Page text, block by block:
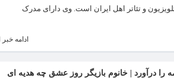
اوتادی لیلا اوتادی (زاده ۱۴ مرداد ۱۳۶۲ – تهران) بازیگر سینما، تلویزیون و تئاتر اهل ایران است. وی دارای مدرک
ادامه خبر
را درآورد | خانوم بازیگر روز عشق چه هدیه ای